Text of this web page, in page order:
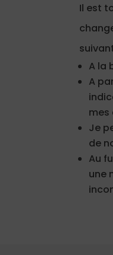
Il est
A la
A
mes
Je
de
Au
une